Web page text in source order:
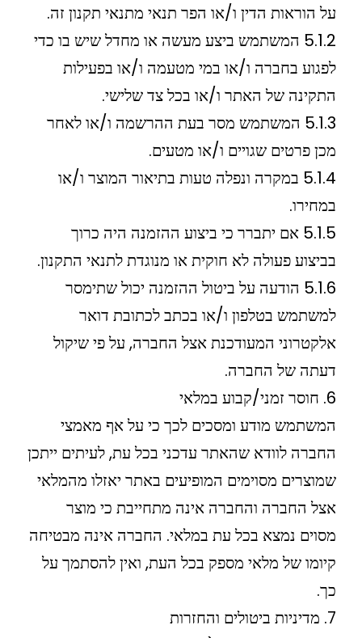
על הוראות הדין ו/או הפר תנאי מתנאי תקנון זה.
5.1.2 המשתמש ביצע מעשה או מחדל שיש בו כדי
לפגוע בחברה ו/או במי מטעמה ו/או בפעילות
התקינה של האתר ו/או בכל צד שלישי.
5.1.3 המשתמש מסר בעת ההרשמה ו/או לאחר
מכן פרטים שגויים ו/או מטעים.
5.1.4 במקרה ונפלה טעות בתיאור המוצר ו/או
במחירו.
5.1.5 אם יתברר כי ביצוע ההזמנה היה כרוך
בביצוע פעולה לא חוקית או מנוגדת לתנאי התקנון.
5.1.6 הודעה על ביטול ההזמנה יכול שתימסר
למשתמש בטלפון ו/או בכתב לכתובת דואר
אלקטרוני המעודכנת אצל החברה, על פי שיקול
דעתה של החברה.
6. חוסר זמני/קבוע במלאי
המשתמש מודע ומסכים לכך כי על אף מאמצי
החברה לוודא שהאתר עדכני בכל עת, לעיתים ייתכן
שמוצרים מסוימים המופיעים באתר יאזלו מהמלאי
אצל החברה והחברה אינה מתחייבת כי מוצר
מסוים נמצא בכל עת במלאי. החברה אינה מבטיחה
קיומו של מלאי מספק בכל העת, ואין להסתמך על
כך.
7. מדיניות ביטולים והחזרות